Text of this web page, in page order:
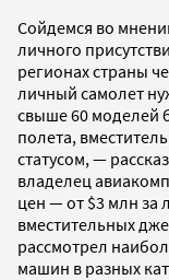
Сойдемся во
личного
регионах страны
личный самолет
свыше 60 моделей
полета,
статусом, —
владелец
цен — от $3 млн за
вместительных
рассмотрел
машин в разных